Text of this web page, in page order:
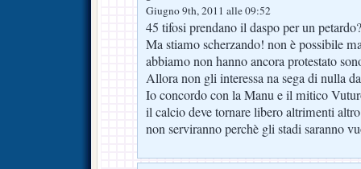
Giugno 9th, 2011 alle 09:52
45 tifosi prendano il daspo per un petardo?
Ma stiamo scherzando! non è possibile
abbiamo non hanno ancora protestato
Allora non gli interessa na sega di nulla
Io concordo con la Manu e il mitico
il calcio deve tornare libero altrimenti
non serviranno perchè gli stadi saranno